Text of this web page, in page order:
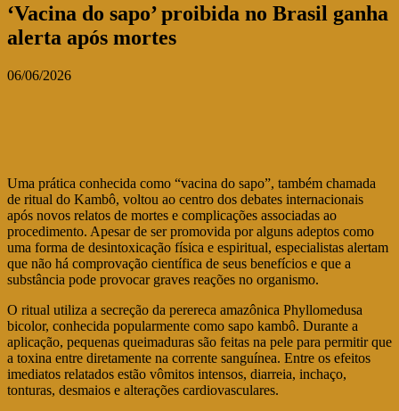
‘Vacina do sapo’ proibida no Brasil ganha
alerta após mortes
06/06/2026
Uma prática conhecida como “vacina do sapo”, também chamada
de ritual do Kambô, voltou ao centro dos debates internacionais
após novos relatos de mortes e complicações associadas ao
procedimento. Apesar de ser promovida por alguns adeptos como
uma forma de desintoxicação física e espiritual, especialistas alertam
que não há comprovação científica de seus benefícios e que a
substância pode provocar graves reações no organismo.
O ritual utiliza a secreção da perereca amazônica Phyllomedusa
bicolor, conhecida popularmente como sapo kambô. Durante a
aplicação, pequenas queimaduras são feitas na pele para permitir que
a toxina entre diretamente na corrente sanguínea. Entre os efeitos
imediatos relatados estão vômitos intensos, diarreia, inchaço,
tonturas, desmaios e alterações cardiovasculares.